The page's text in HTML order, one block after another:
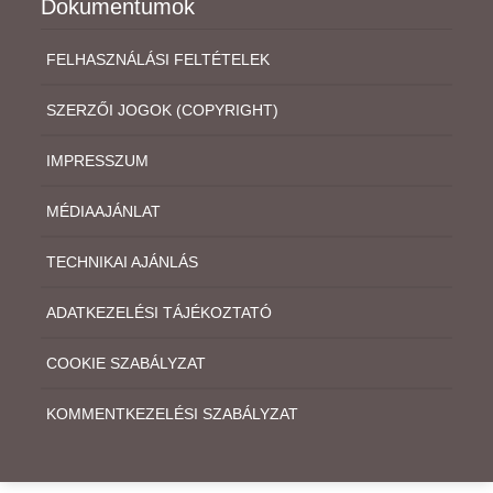
Dokumentumok
FELHASZNÁLÁSI FELTÉTELEK
SZERZŐI JOGOK (COPYRIGHT)
IMPRESSZUM
MÉDIAAJÁNLAT
TECHNIKAI AJÁNLÁS
ADATKEZELÉSI TÁJÉKOZTATÓ
COOKIE SZABÁLYZAT
KOMMENTKEZELÉSI SZABÁLYZAT